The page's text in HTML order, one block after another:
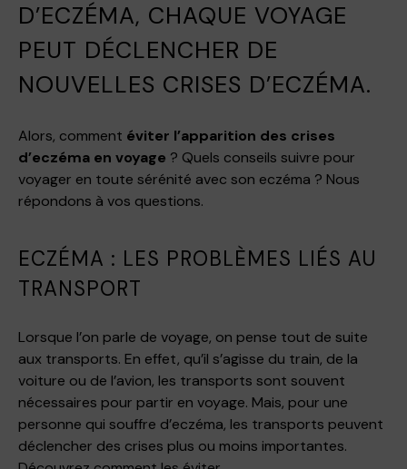
D’ECZÉMA, CHAQUE VOYAGE
PEUT DÉCLENCHER DE
NOUVELLES CRISES D’ECZÉMA.
Alors, comment éviter l’apparition des crises
d’eczéma en voyage ? Quels conseils suivre pour
voyager en toute sérénité avec son eczéma ? Nous
répondons à vos questions.
ECZÉMA : LES PROBLÈMES LIÉS AU
TRANSPORT
Lorsque l’on parle de voyage, on pense tout de suite
aux transports. En effet, qu’il s’agisse du train, de la
voiture ou de l’avion, les transports sont souvent
nécessaires pour partir en voyage. Mais, pour une
personne qui souffre d’eczéma, les transports peuvent
déclencher des crises plus ou moins importantes.